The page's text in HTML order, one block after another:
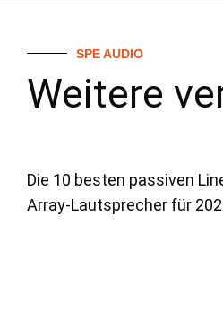
SPE AUDIO
Weitere
Die 10 besten passiven
Array-Lautsprecher für